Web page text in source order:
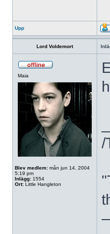
Upp
Lord Voldemort
Maia
Blev medlem: mån jun 14, 2004
5:19 pm
Inlägg: 1554
Ort: Little Hangleton
/